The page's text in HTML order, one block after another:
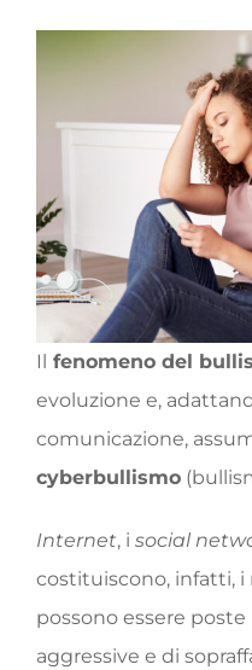
Il fenomeno del
evoluzione e,
comunicazione,
cyberbullismo
Internet, i social
costituiscono, infatti, i
possono essere poste
aggressive e di